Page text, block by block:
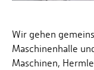
Wir gehen
Maschinenhalle
Maschinen,